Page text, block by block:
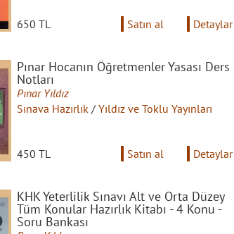
650 TL Satın al Detaylar
Pınar Hocanın Öğretmenler Yasası Ders
Notları
Pınar Yıldız
Sınava Hazırlık / Yıldız ve Toklu Yayınları
450 TL Satın al Detaylar
KHK Yeterlilik Sınavı Alt ve Orta Düzey
Tüm Konular Hazırlık Kitabı - 4 Konu -
Soru Bankası